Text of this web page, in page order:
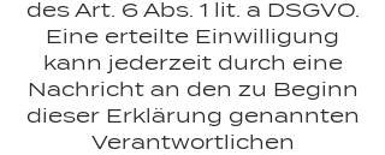
des Art. 6 Abs. 1 lit. a DSGVO.
Eine erteilte Einwilligung
kann jederzeit durch eine
Nachricht an den zu Beginn
dieser Erklärung genannten
Verantwortlichen